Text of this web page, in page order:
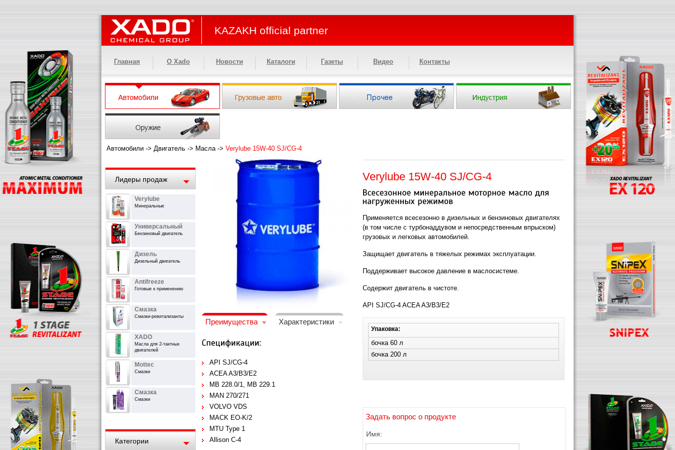
KAZAKH official partner
Главная О Xado Новости Каталоги Газеты Видео Контакты
Автомобили -> Двигатель -> Масла-> Verylube 15W-40 SJ/CG-4
Лидеры продаж
Verylube
Минеральные
Универсальный
Бензиновый двигатель
Дизель
Дизельный двигатель
Antifreeze
Готовые к применению
Смазка
Смазки-ревитализанты
XADO
Масла для 2-тактных
двигателей
Mottec
Смазки
Смазка
Смазки
Категории
Преимущества Характеристики
API SJ/CG-4
ACEA A3/B3/E2
MB 228.0/1, MB 229.1
MAN 270/271
VOLVO VDS
MACK EO-K/2
MTU Type 1
Allison C-4
Verylube 15W-40 SJ/CG-4
Применяется всесезонно в дизельных и бензиновых двигателях
(в том числе с турбонаддувом и непосредственным впрыском)
грузовых и легковых автомобилей.
Защищает двигатель в тяжелых режимах эксплуатации.
Поддерживает высокое давление в маслосистеме.
Содержит двигатель в чистоте.
API SJ/CG-4 ACEA A3/B3/E2
Упаковка:
бочка 60 л
бочка 200 л
Задать вопрос о продукте
Имя: